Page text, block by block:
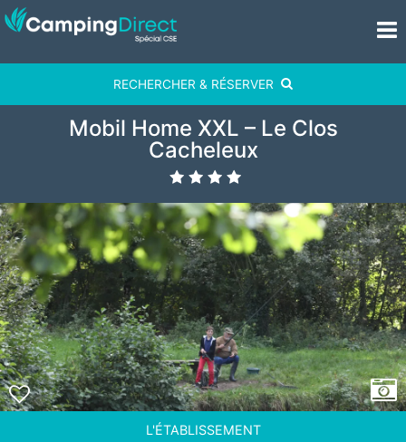
RECHERCHER & RÉSERVER
Mobil Home XXL – Le Clos
Cacheleux
L'ÉTABLISSEMENT